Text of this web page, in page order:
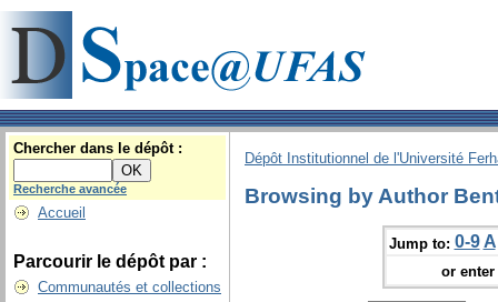
Chercher dans le dépôt :
Recherche avancée
Accueil
Parcourir le dépôt par :
Communautés et collections
Dépôt Institutionnel de l'Université
Browsing by Author
Jump to: 0-9 A
or